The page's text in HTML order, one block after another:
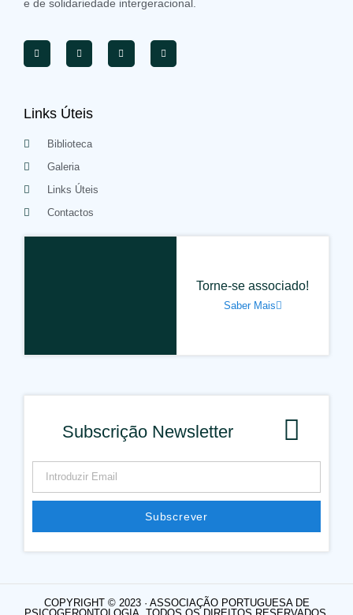
e de solidariedade intergeracional.
Links Úteis
Biblioteca
Galeria
Links Úteis
Contactos
Torne-se associado!
Saber Mais
Subscrição Newsletter
Subscrever
COPYRIGHT © 2023 · ASSOCIAÇÃO PORTUGUESA DE